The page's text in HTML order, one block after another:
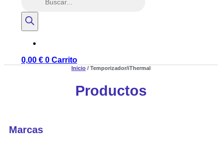
0,00 € 0 Carrito
Inicio / Temporizador/iThermal
Productos
Marcas